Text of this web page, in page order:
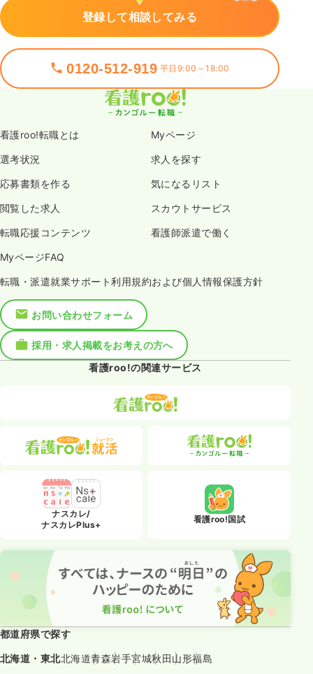
登録して相談してみる
0120-512-919 平日9:00～18:00
看護roo!転職とは Myページ
選考状況 求人を探す
応募書類を作る 気になるリスト
閲覧した求人 スカウトサービス
転職応援コンテンツ 看護師派遣で働く
MyページFAQ
転職・派遣就業サポート利用規約および個人情報保護方針
お問い合わせフォーム
採用・求人掲載をお考えの方へ
看護roo!の関連サービス
ナスカレ/
ナスカレPlus+
看護roo!国試
都道府県で探す
北海道・東北北海道青森岩手宮城秋田山形福島